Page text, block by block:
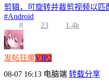
剪辑，可旋转并裁剪视频以匹
#Android
8
23 1.4k
发帖狂魔VIP2
08-07 16:13 电脑端 转载分享